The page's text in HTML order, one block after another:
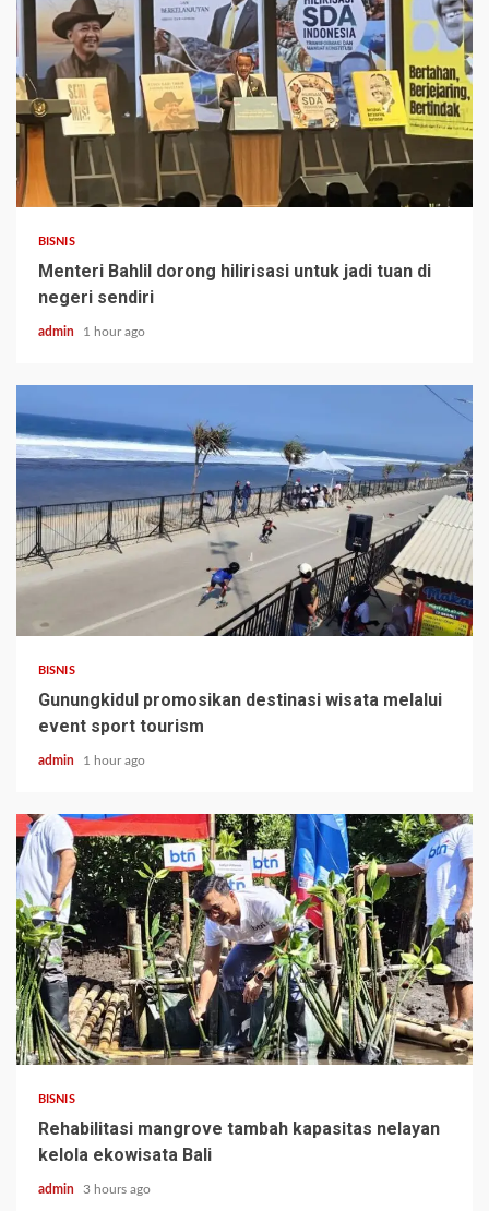
BISNIS
Menteri Bahlil dorong hilirisasi untuk jadi tuan di
negeri sendiri
admin 1 hour ago
BISNIS
Gunungkidul promosikan destinasi wisata melalui
event sport tourism
admin 1 hour ago
BISNIS
Rehabilitasi mangrove tambah kapasitas nelayan
kelola ekowisata Bali
admin 3 hours ago